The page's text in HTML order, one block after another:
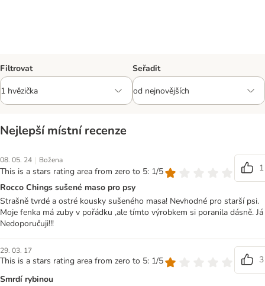
Filtrovat Seřadit
Nejlepší místní recenze
08. 05. 24 | Božena
This is a stars rating area from zero to 5: 1/5
1
Rocco Chings sušené maso pro psy
Strašně tvrdé a ostré kousky sušeného masa! Nevhodné pro starší psi.
Moje fenka má zuby v pořádku ,ale tímto výrobkem si poranila dásně. Já
Nedoporučuji!!!
29. 03. 17
This is a stars rating area from zero to 5: 1/5
3
Smrdí rybinou